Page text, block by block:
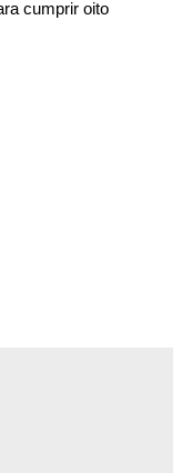
cumprir oito